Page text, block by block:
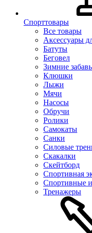
Спорттовары
Все товары
Аксессуары
Батуты
Беговел
Зимние
Клюшки
Лыжи
Мячи
Насосы
Обручи
Ролики
Самокаты
Санки
Силовые
Скакалки
Скейтборд
Спортивная
Спортивные
Тренажеры